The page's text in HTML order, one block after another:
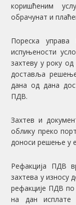
коришћеним
обрачунат и
Пореска
испуњености
захтеву у року
доставља
дана од дана
ПДВ.
Захтев и
облику преко
доноси решење у
Рефакција ПДВ
захтева у износу
рефакције ПДВ по
на дан исплате